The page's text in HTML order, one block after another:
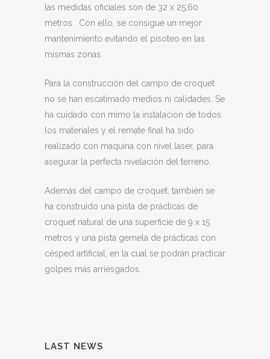
las medidas oficiales son de 32 x 25,60
metros. Con ello, se consigue un mejor
mantenimiento evitando el pisoteo en las
mismas zonas.
Para la construcción del campo de croquet
no se han escatimado medios ni calidades. Se
ha cuidado con mimo la instalación de todos
los materiales y el remate final ha sido
realizado con maquina con nivel laser, para
asegurar la perfecta nivelación del terreno.
Además del campo de croquet, también se
ha construido una pista de prácticas de
croquet natural de una superficie de 9 x 15
metros y una pista gemela de prácticas con
césped artificial, en la cual se podrán practicar
golpes más arriesgados.
LAST NEWS